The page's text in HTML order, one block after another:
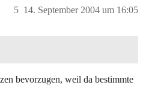
14. September 2004 um 16:05
5
bevorzugen, weil da bestimmte